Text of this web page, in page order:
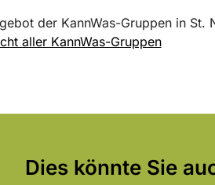
der KannWas-Gruppen in St.
aller KannWas-Gruppen
Dies könnte Sie